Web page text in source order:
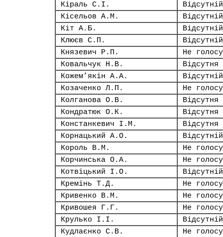
Кіраль С.І.
Відсутній
Кісельов А.М.
Відсутній
Кіт А.Б.
Відсутній
Клюєв С.П.
Відсутній
Князевич Р.П.
Не
Ковальчук Н.В.
Відсутня
Кожем’якін А.А.
Відсутній
Козаченко Л.П.
Не
Колганова О.В.
Відсутня
Кондратюк О.К.
Відсутня
Констанкевич І.М.
Відсутня
Корнацький А.О.
Відсутній
Король В.М.
Не
Корчинська О.А.
Не
Котвіцький І.О.
Відсутній
Кремінь Т.Д.
Не
Кривенко В.М.
Не
Кривошея Г.Г.
Не
Крулько І.І.
Відсутній
Кудлаєнко С.В.
Не